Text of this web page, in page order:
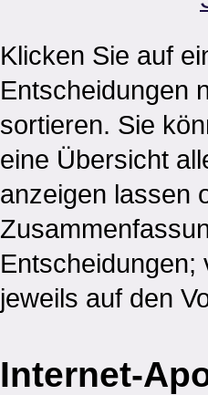
Klicken Sie auf
Entscheidungen
sortieren. Sie
eine Übersicht
anzeigen lassen
Entscheidungen;
jeweils auf den
Internet-